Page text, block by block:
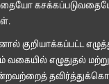
குறியாக்கப்பட்ட
வகையில் எழுதுதல்